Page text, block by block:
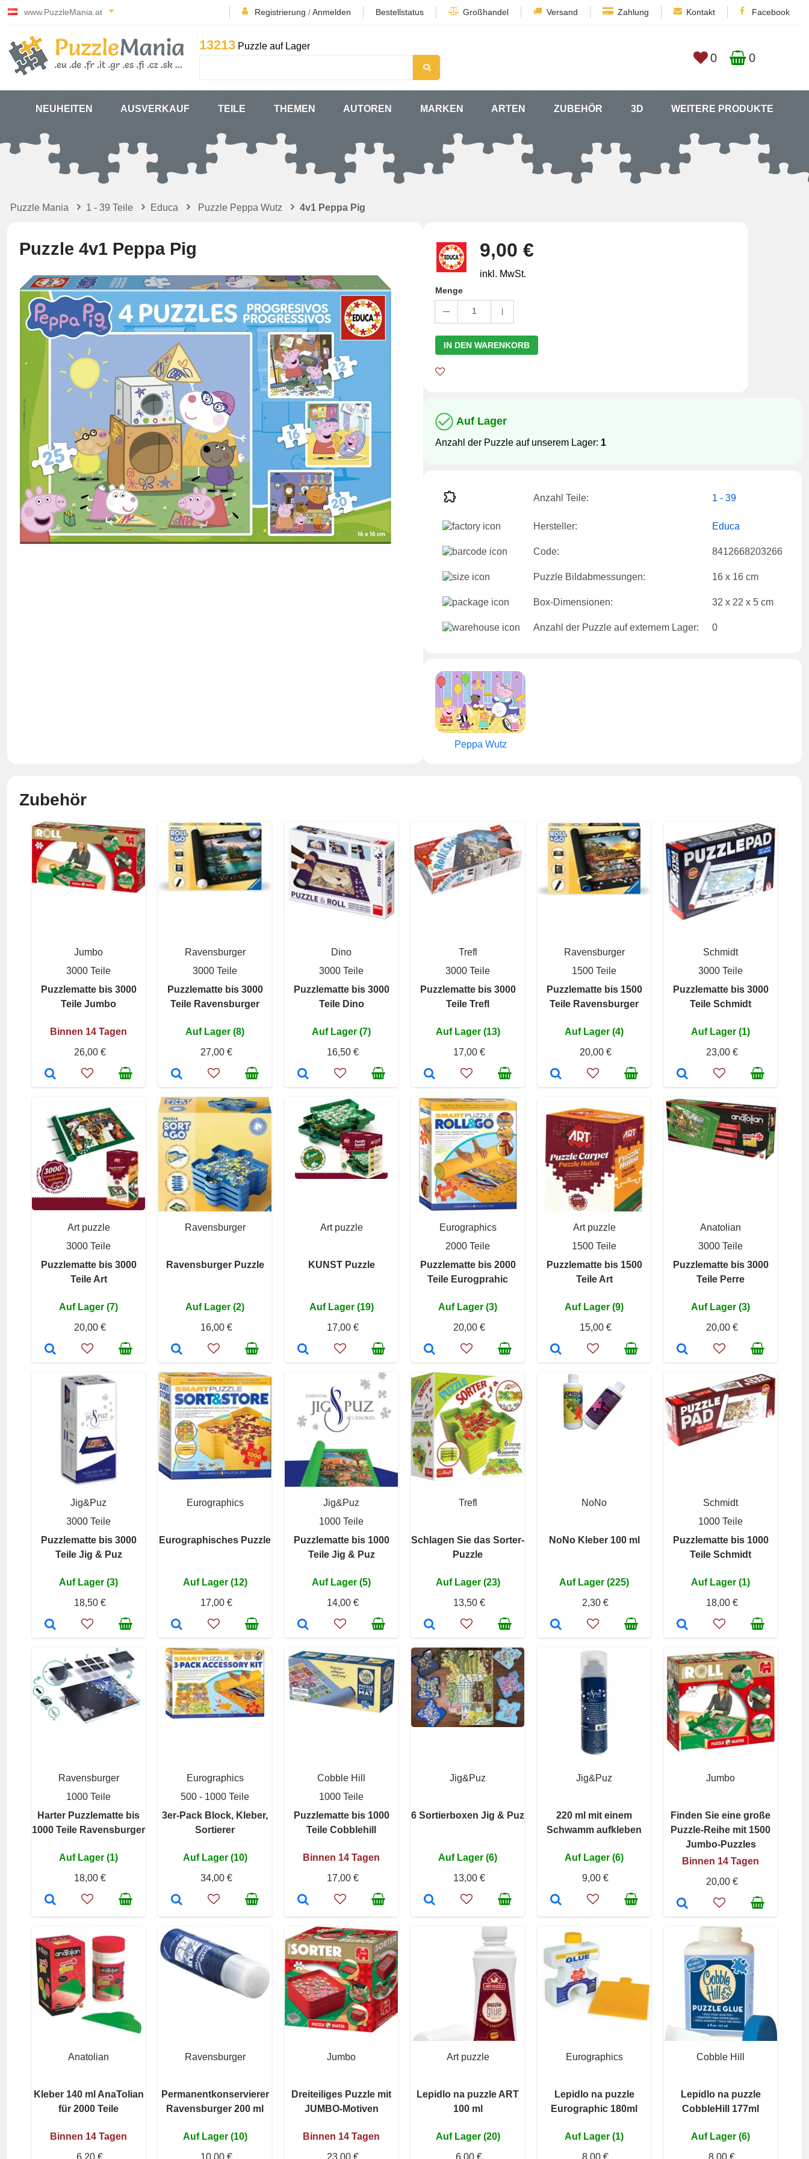
www.PuzzleMania.at Registrierung /Anmelden Bestellstatus Großhandel Versand Zahlung Kontakt Facebook
13213 Puzzle auf Lager
0 0
NEUHEITEN AUSVERKAUF TEILE THEMEN AUTOREN MARKEN ARTEN ZUBEHÖR 3D WEITERE PRODUKTE
Puzzle Mania 1 - 39 Teile Educa Puzzle Peppa Wutz 4v1 Peppa Pig
Puzzle 4v1 Peppa Pig 9,00 €
inkl. MwSt.
Menge
1
IN DEN WARENKORB
Auf Lager
Anzahl der Puzzle auf unserem Lager: 1
Anzahl Teile: 1 - 39
Hersteller: Educa
Code: 8412668203266
Puzzle Bildabmessungen: 16 x 16 cm
Box-Dimensionen: 32 x 22 x 5 cm
Anzahl der Puzzle auf externem Lager: 0
Peppa Wutz
Zubehör
Jumbo
3000 Teile
Puzzlematte bis 3000
Teile Jumbo
Binnen 14 Tagen
26,00 €
Ravensburger
3000 Teile
Puzzlematte bis 3000
Teile Ravensburger
Auf Lager (8)
27,00 €
Dino
3000 Teile
Puzzlematte bis 3000
Teile Dino
Auf Lager (7)
16,50 €
Trefl
3000 Teile
Puzzlematte bis 3000
Teile Trefl
Auf Lager (13)
17,00 €
Ravensburger
1500 Teile
Puzzlematte bis 1500
Teile Ravensburger
Auf Lager (4)
20,00 €
Schmidt
3000 Teile
Puzzlematte bis 3000
Teile Schmidt
Auf Lager (1)
23,00 €
Art puzzle
3000 Teile
Puzzlematte bis 3000
Teile Art
Auf Lager (7)
20,00 €
Ravensburger
Ravensburger Puzzle
Auf Lager (2)
16,00 €
Art puzzle
KUNST Puzzle
Auf Lager (19)
17,00 €
Eurographics
2000 Teile
Puzzlematte bis 2000
Teile Eurogprahic
Auf Lager (3)
20,00 €
Art puzzle
1500 Teile
Puzzlematte bis 1500
Teile Art
Auf Lager (9)
15,00 €
Anatolian
3000 Teile
Puzzlematte bis 3000
Teile Perre
Auf Lager (3)
20,00 €
Jig&Puz
3000 Teile
Puzzlematte bis 3000
Teile Jig & Puz
Auf Lager (3)
18,50 €
Eurographics
Eurographisches Puzzle
Auf Lager (12)
17,00 €
Jig&Puz
1000 Teile
Puzzlematte bis 1000
Teile Jig & Puz
Auf Lager (5)
14,00 €
Trefl
Schlagen Sie das Sorter-
Puzzle
Auf Lager (23)
13,50 €
NoNo
NoNo Kleber 100 ml
Auf Lager (225)
2,30 €
Schmidt
1000 Teile
Puzzlematte bis 1000
Teile Schmidt
Auf Lager (1)
18,00 €
Ravensburger
1000 Teile
Harter Puzzlematte bis
1000 Teile Ravensburger
Auf Lager (1)
18,00 €
Eurographics
500 - 1000 Teile
3er-Pack Block, Kleber,
Sortierer
Auf Lager (10)
34,00 €
Cobble Hill
1000 Teile
Puzzlematte bis 1000
Teile Cobblehill
Binnen 14 Tagen
17,00 €
Jig&Puz
6 Sortierboxen Jig & Puz
Auf Lager (6)
13,00 €
Jig&Puz
220 ml mit einem
Schwamm aufkleben
Auf Lager (6)
9,00 €
Jumbo
Finden Sie eine große
Puzzle-Reihe mit 1500
Jumbo-Puzzles
Binnen 14 Tagen
20,00 €
Anatolian
Kleber 140 ml AnaTolian
für 2000 Teile
Binnen 14 Tagen
6,20 €
Ravensburger
Permanentkonservierer
Ravensburger 200 ml
Auf Lager (10)
10,00 €
Jumbo
Dreiteiliges Puzzle mit
JUMBO-Motiven
Binnen 14 Tagen
23,00 €
Art puzzle
Lepidlo na puzzle ART
100 ml
Auf Lager (20)
6,00 €
Eurographics
Lepidlo na puzzle
Eurographic 180ml
Auf Lager (1)
8,00 €
Cobble Hill
Lepidlo na puzzle
CobbleHill 177ml
Auf Lager (6)
8,00 €